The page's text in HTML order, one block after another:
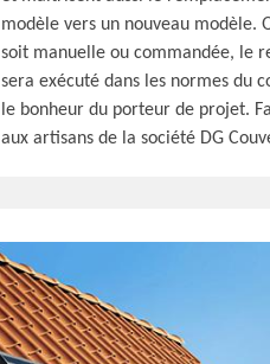
modèle vers un nouveau modèle.
soit manuelle ou commandée, le
sera exécuté dans les normes du
le bonheur du porteur de projet.
aux artisans de la société DG